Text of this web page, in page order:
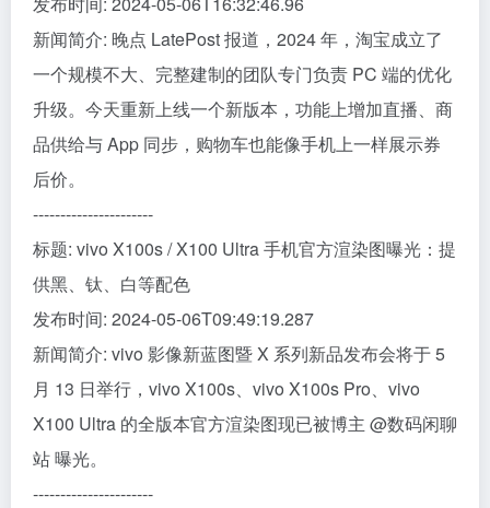
新闻简介: 晚点 LatePost 报道，2024 年，淘宝成立了
一个规模不大、完整建制的团队专门负责 PC 端的优化
升级。今天重新上线一个新版本，功能上增加直播、商
品供给与 App 同步，购物车也能像手机上一样展示券
后价。
----------------------
标题: vivo X100s / X100 Ultra 手机官方渲染图曝光：提
供黑、钛、白等配色
发布时间: 2024-05-06T09:49:19.287
新闻简介: vivo 影像新蓝图暨 X 系列新品发布会将于 5
月 13 日举行，vivo X100s、vivo X100s Pro、vivo
X100 Ultra 的全版本官方渲染图现已被博主 @数码闲聊
站 曝光。
----------------------